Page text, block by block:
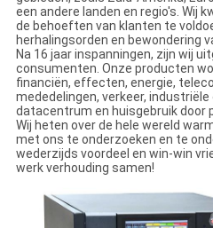
een andere landen en regio's. Wij
de behoeften van klanten te
herhalingsorden en bewondering
Na 16 jaar inspanningen, zijn wij
consumenten. Onze producten
financiën, effecten, energie,
mededelingen, verkeer,
datacentrum en huisgebruik door
Wij heten over de hele wereld
met ons te onderzoeken en te
wederzijds voordeel en win-win
werk verhouding samen!